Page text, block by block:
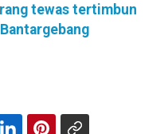
tewas tertimbun